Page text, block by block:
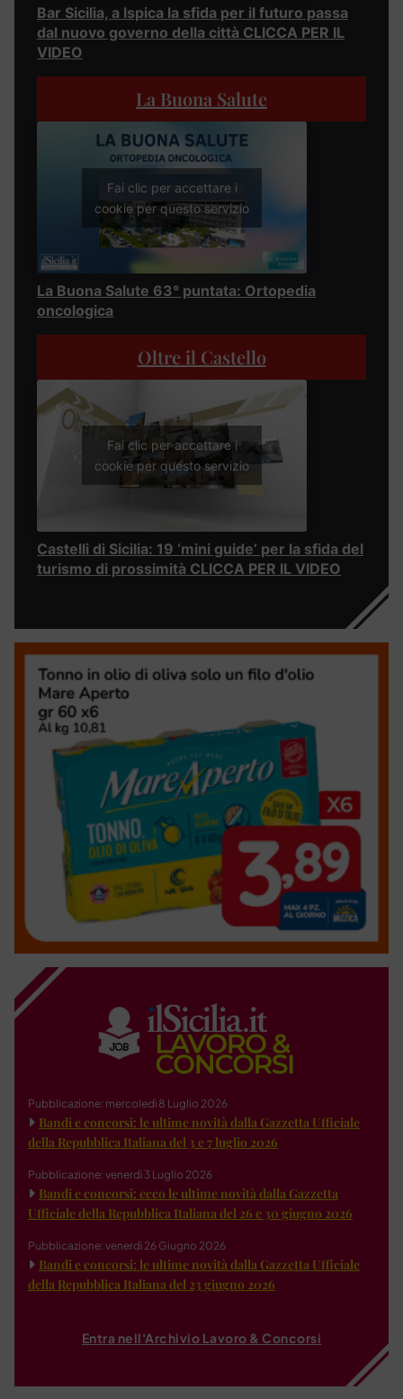
Bar Sicilia, a Ispica la sfida per il futuro passa
dal nuovo governo della città CLICCA PER IL
VIDEO
La Buona Salute
Fai clic per accettare i
cookie per questo servizio
La Buona Salute 63° puntata: Ortopedia
oncologica
Oltre il Castello
Fai clic per accettare i
cookie per questo servizio
Castelli di Sicilia: 19 ‘mini guide’ per la sfida del
turismo di prossimità CLICCA PER IL VIDEO
Pubblicazione: mercoledì 8 Luglio 2026
Bandi e concorsi: le ultime novità dalla Gazzetta Ufficiale
della Repubblica Italiana del 3 e 7 luglio 2026
Pubblicazione: venerdì 3 Luglio 2026
Bandi e concorsi: ecco le ultime novità dalla Gazzetta
Ufficiale della Repubblica Italiana del 26 e 30 giugno 2026
Pubblicazione: venerdì 26 Giugno 2026
Bandi e concorsi: le ultime novità dalla Gazzetta Ufficiale
della Repubblica Italiana del 23 giugno 2026
Entra nell'Archivio Lavoro & Concorsi